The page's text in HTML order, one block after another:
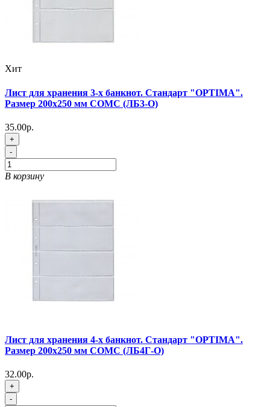
Хит
Лист для хранения 3-х банкнот. Стандарт "OPTIMA".
Размер 200х250 мм СОМС (ЛБ3-O)
35.00р.
+
-
В корзину
Лист для хранения 4-х банкнот. Стандарт "OPTIMA".
Размер 200х250 мм СОМС (ЛБ4Г-O)
32.00р.
+
-